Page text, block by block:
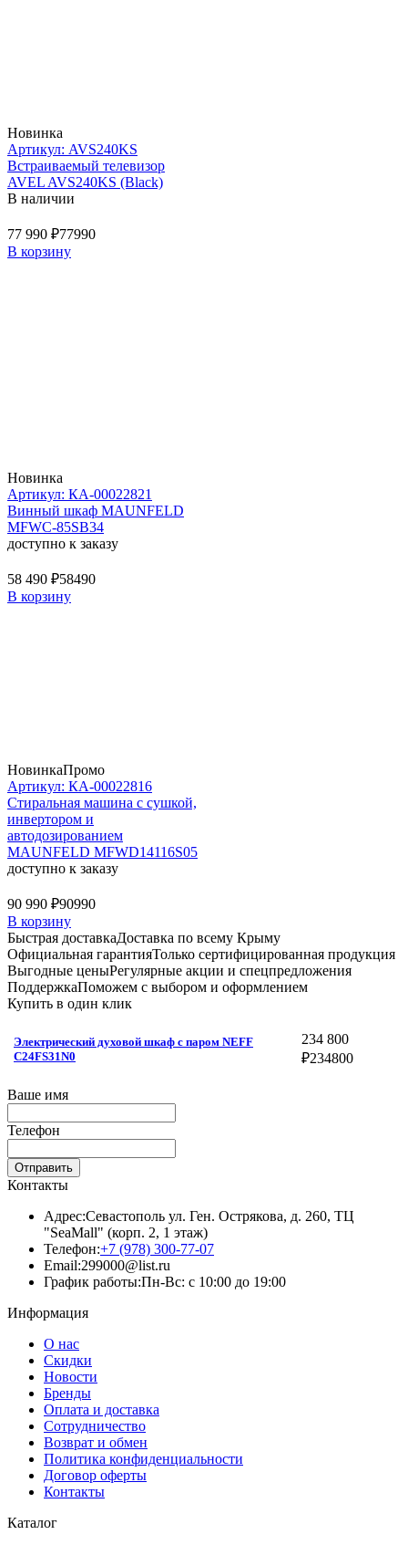
Новинка
Артикул: AVS240KS
Встраиваемый телевизор
AVEL AVS240KS (Black)
В наличии
77 990 ₽77990
В корзину
Новинка
Артикул: КА-00022821
Винный шкаф MAUNFELD
MFWC-85SB34
доступно к заказу
58 490 ₽58490
В корзину
НовинкаПромо
Артикул: КА-00022816
Стиральная машина c сушкой,
инвертором и
автодозированием
MAUNFELD MFWD14116S05
доступно к заказу
90 990 ₽90990
В корзину
Быстрая доставкаДоставка по всему Крыму
Официальная гарантияТолько сертифицированная продукция
Выгодные ценыРегулярные акции и спецпредложения
ПоддержкаПоможем с выбором и оформлением
Купить в один клик
Электрический духовой шкаф с паром NEFF
C24FS31N0
234 800
₽234800
Ваше имя
Телефон
Отправить
Контакты
Адрес:Севастополь ул. Ген. Острякова, д. 260, ТЦ
"SeaMall" (корп. 2, 1 этаж)
Телефон:+7 (978) 300-77-07
Email:299000@list.ru
График работы:Пн-Вс: с 10:00 до 19:00
Информация
О нас
Скидки
Новости
Бренды
Оплата и доставка
Сотрудничество
Возврат и обмен
Политика конфиденциальности
Договор оферты
Контакты
Каталог